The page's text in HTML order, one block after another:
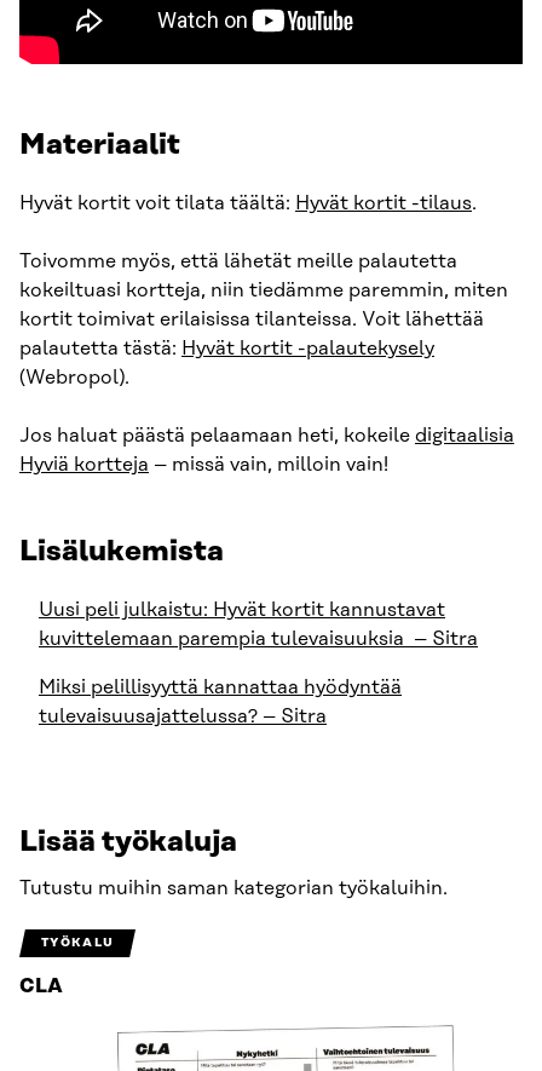
Materiaalit
Hyvät kortit voit tilata täältä: Hyvät kortit -tilaus.
Toivomme myös, että lähetät meille palautetta
kokeiltuasi kortteja, niin tiedämme paremmin, miten
kortit toimivat erilaisissa tilanteissa. Voit lähettää
palautetta tästä: Hyvät kortit -palautekysely
(Webropol).
Jos haluat päästä pelaamaan heti, kokeile digitaalisia
Hyviä kortteja – missä vain, milloin vain!
Lisälukemista
Uusi peli julkaistu: Hyvät kortit kannustavat
kuvittelemaan parempia tulevaisuuksia – Sitra
Miksi pelillisyyttä kannattaa hyödyntää
tulevaisuusajattelussa? – Sitra
Lisää työkaluja
Tutustu muihin saman kategorian työkaluihin.
TYÖKALU
CLA